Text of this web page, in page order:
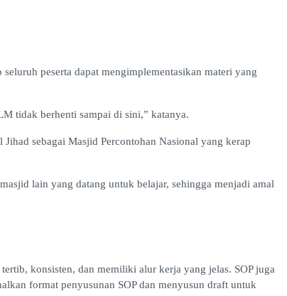
peserta dapat mengimplementasikan materi yang
tidak berhenti sampai di sini,” katanya.
sebagai Masjid Percontohan Nasional yang kerap
lain yang datang untuk belajar, sehingga menjadi amal
konsisten, dan memiliki alur kerja yang jelas. SOP juga
format penyusunan SOP dan menyusun draft untuk